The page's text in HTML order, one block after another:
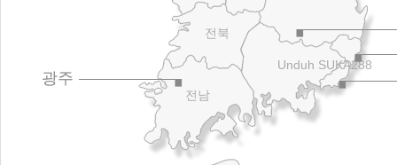
광주
전북
전남
Unduh SUKA288